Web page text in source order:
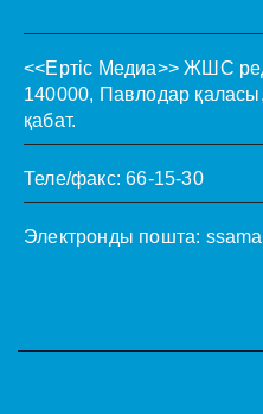
<<Ертіс Медиа>> ЖШС
140000, Павлодар
қабат.
Теле/факс: 66-15-30
Электронды пошта: